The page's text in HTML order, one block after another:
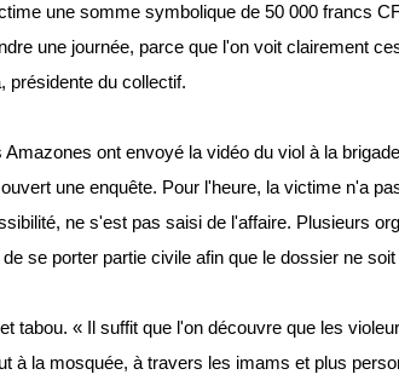
une somme symbolique de 50 000 francs
une journée, parce que l'on voit clairement
présidente du collectif.
ont envoyé la vidéo du viol à la
une enquête. Pour l'heure, la victime n'a
ne s'est pas saisi de l'affaire. Plusieurs
se porter partie civile afin que le dossier ne soit
tabou. « Il suffit que l'on découvre que les
à la mosquée, à travers les imams et plus